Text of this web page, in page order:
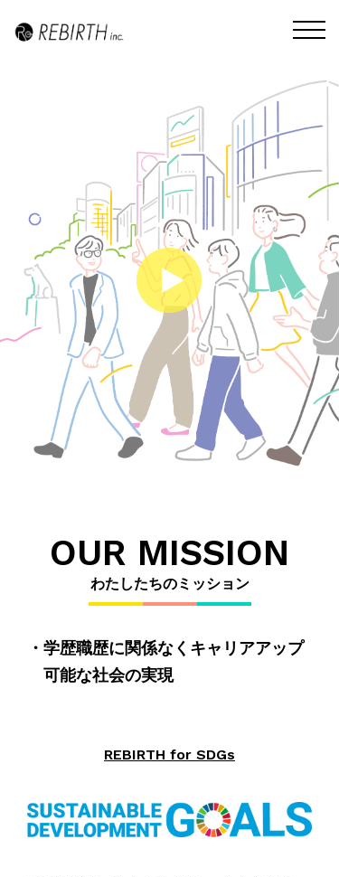
OUR MISSION
わたしたちのミッション
学歴職歴に関係なくキャリアアップ
可能な社会の実現
REBIRTH for SDGs